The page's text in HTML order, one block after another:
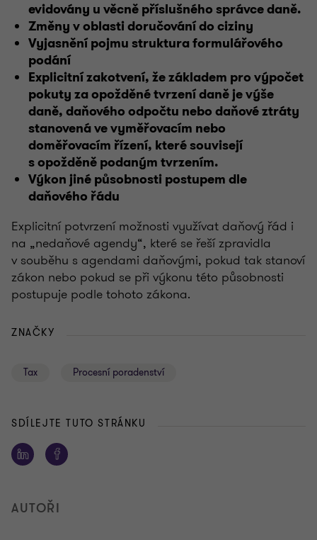
evidovány u věcně příslušného správce daně.
Změny v oblasti doručování do ciziny
Vyjasnění pojmu struktura formulářového
podání
Explicitní zakotvení, že základem pro výpočet
pokuty za opožděné tvrzení daně je výše
daně, daňového odpočtu nebo daňové ztráty
stanovená ve vyměřovacím nebo
doměřovacím řízení, které souvisejí
s opožděně podaným tvrzením.
Výkon jiné působnosti postupem dle
daňového řádu
Explicitní potvrzení možnosti využívat daňový řád i
na „nedaňové agendy“, které se řeší zpravidla
v souběhu s agendami daňovými, pokud tak stanoví
zákon nebo pokud se při výkonu této působnosti
postupuje podle tohoto zákona.
ZNAČKY
Tax Procesní poradenství
SDÍLEJTE TUTO STRÁNKU
AUTOŘI